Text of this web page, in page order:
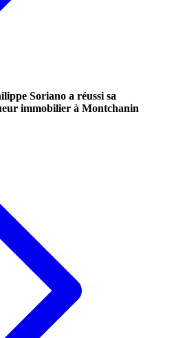
Soriano a réussi sa
immobilier à Montchanin